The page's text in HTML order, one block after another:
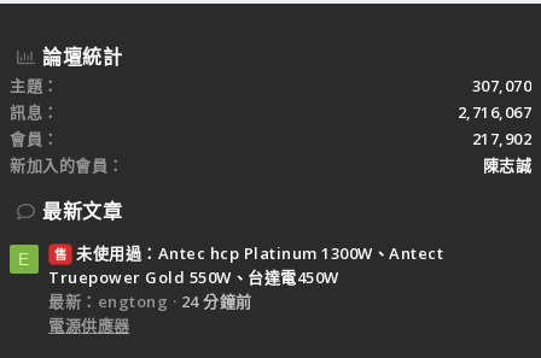
論壇統計
主題
307,070
訊息
2,716,067
會員
217,902
新加入的會員
陳志誠
最新文章
E 售 未使用過：Antec hcp Platinum 1300W、Antect
Truepower Gold 550W、台達電450W
最新：engtong
24 分鐘前
電源供應器